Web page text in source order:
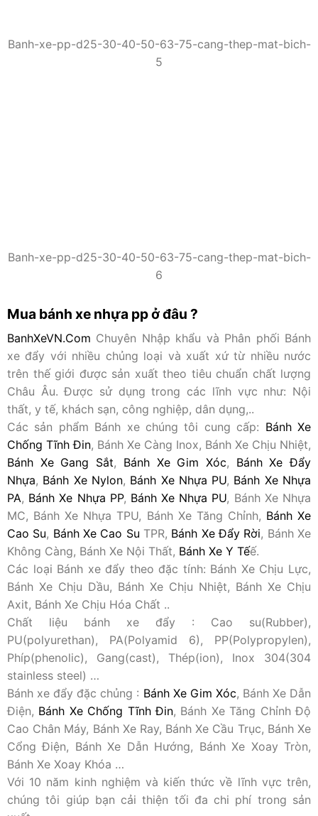
Banh-xe-pp-d25-30-40-50-63-75-cang-thep-mat-bich-
5
Banh-xe-pp-d25-30-40-50-63-75-cang-thep-mat-bich-
6
Mua bánh xe nhựa pp ở đâu ?
BanhXeVN.Com Chuyên Nhập khẩu và Phân phối Bánh
xe đẩy với nhiều chủng loại và xuất xứ từ nhiều nước
trên thế giới được sản xuất theo tiêu chuẩn chất lượng
Châu Âu. Được sử dụng trong các lĩnh vực như: Nội
thất, y tế, khách sạn, công nghiệp, dân dụng,..
Các sản phẩm Bánh xe chúng tôi cung cấp: Bánh Xe
Chống Tĩnh Đin, Bánh Xe Càng Inox, Bánh Xe Chịu Nhiệt,
Bánh Xe Gang Sắt, Bánh Xe Gim Xóc, Bánh Xe Đẩy
Nhựa, Bánh Xe Nylon, Bánh Xe Nhựa PU, Bánh Xe Nhựa
PA, Bánh Xe Nhựa PP, Bánh Xe Nhựa PU, Bánh Xe Nhựa
MC, Bánh Xe Nhựa TPU, Bánh Xe Tăng Chỉnh, Bánh Xe
Cao Su, Bánh Xe Cao Su TPR, Bánh Xe Đẩy Rời, Bánh Xe
Không Càng, Bánh Xe Nội Thất, Bánh Xe Y Tếế.
Các loại Bánh xe đẩy theo đặc tính: Bánh Xe Chịu Lực,
Bánh Xe Chịu Dầu, Bánh Xe Chịu Nhiệt, Bánh Xe Chịu
Axit, Bánh Xe Chịu Hóa Chất ..
Chất liệu bánh xe đẩy : Cao su(Rubber),
PU(polyurethan), PA(Polyamid 6), PP(Polypropylen),
Phíp(phenolic), Gang(cast), Thép(ion), Inox 304(304
stainless steel) …
Bánh xe đẩy đặc chủng : Bánh Xe Gim Xóc, Bánh Xe Dẫn
Điện, Bánh Xe Chống Tĩnh Đin, Bánh Xe Tăng Chỉnh Độ
Cao Chân Máy, Bánh Xe Ray, Bánh Xe Cầu Trục, Bánh Xe
Cổng Điện, Bánh Xe Dẫn Hướng, Bánh Xe Xoay Tròn,
Bánh Xe Xoay Khóa …
Với 10 năm kinh nghiệm và kiến thức về lĩnh vực trên,
chúng tôi giúp bạn cải thiện tối đa chi phí trong sản